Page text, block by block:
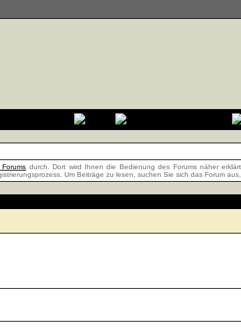
durch. Dort wird Ihnen die Bedienung des Forums näher
Um Beiträge zu lesen, suchen Sie sich das Forum